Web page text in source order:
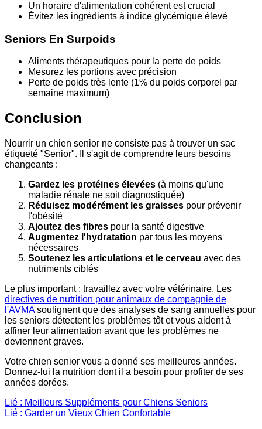
Un horaire d'alimentation cohérent est crucial
Évitez les ingrédients à indice glycémique élevé
Seniors En Surpoids
Aliments thérapeutiques pour la perte de poids
Mesurez les portions avec précision
Perte de poids très lente (1% du poids corporel par
semaine maximum)
Conclusion
Nourrir un chien senior ne consiste pas à trouver un sac
étiqueté "Senior". Il s'agit de comprendre leurs besoins
changeants :
Gardez les protéines élevées (à moins qu'une
maladie rénale ne soit diagnostiquée)
Réduisez modérément les graisses pour prévenir
l'obésité
Ajoutez des fibres pour la santé digestive
Augmentez l'hydratation par tous les moyens
nécessaires
Soutenez les articulations et le cerveau avec des
nutriments ciblés
Le plus important : travaillez avec votre vétérinaire. Les
directives de nutrition pour animaux de compagnie de
l'AVMAsoulignent que des analyses de sang annuelles pour
les seniors détectent les problèmes tôt et vous aident à
affiner leur alimentation avant que les problèmes ne
deviennent graves.
Votre chien senior vous a donné ses meilleures années.
Donnez-lui la nutrition dont il a besoin pour profiter de ses
années dorées.
Lié : Meilleurs Suppléments pour Chiens Seniors
Lié : Garder un Vieux Chien Confortable